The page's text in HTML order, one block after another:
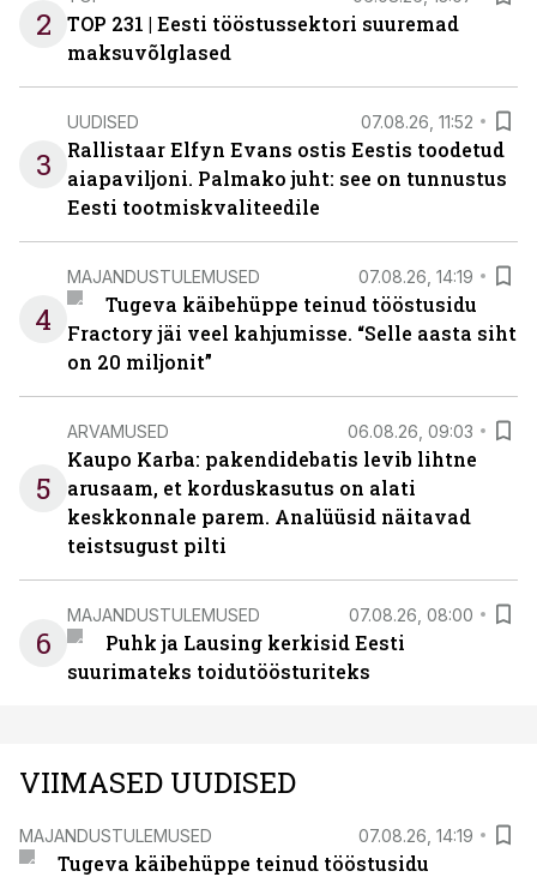
2
TOP 231 | Eesti tööstussektori suuremad
maksuvõlglased
3
UUDISED 07.08.26, 11:52
Rallistaar Elfyn Evans ostis Eestis toodetud
aiapaviljoni. Palmako juht: see on tunnustus
Eesti tootmiskvaliteedile
4
MAJANDUSTULEMUSED 07.08.26, 14:19
Tugeva käibehüppe teinud tööstusidu
Fractory jäi veel kahjumisse. “Selle aasta siht
on 20 miljonit”
5
ARVAMUSED 06.08.26, 09:03
Kaupo Karba: pakendidebatis levib lihtne
arusaam, et korduskasutus on alati
keskkonnale parem. Analüüsid näitavad
teistsugust pilti
6
MAJANDUSTULEMUSED 07.08.26, 08:00
Puhk ja Lausing kerkisid Eesti
suurimateks toidutöösturiteks
VIIMASED UUDISED
MAJANDUSTULEMUSED 07.08.26, 14:19
Tugeva käibehüppe teinud tööstusidu